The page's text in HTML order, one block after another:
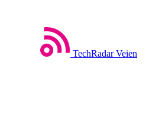
TechRadar Veien